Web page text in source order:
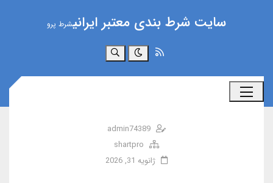
سایت شرط بندی معتبر ایرانیشرط پرو
جستجو
admin74389
shartpro
ژانویه 31, 2026